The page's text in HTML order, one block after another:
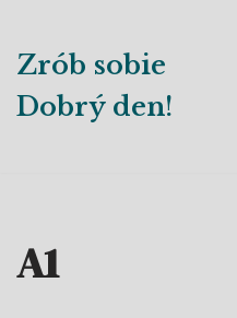
Przejdź
treści
Zrób sobie
Dobrý den!
A1